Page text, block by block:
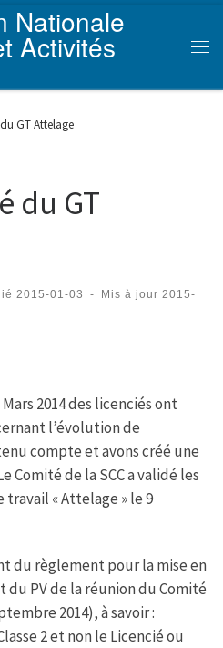
Nationale
Activités
GT Attelage
du GT
2015-01-03 - Mis à jour 2015-
2014 des licenciés ont
l’évolution de
compte et avons créé une
Comité de la SCC a validé les
« Attelage » le 9
du règlement pour la mise en
du PV de la réunion du Comité
2014), à savoir :
2 et non le Licencié ou